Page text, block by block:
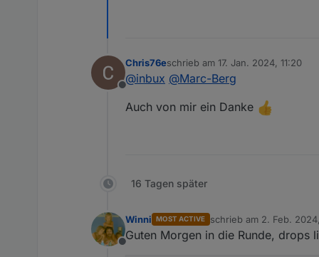
Man gibt auf der drops
der Adresszeile vom Browser
Offline
Chris76eschrieb am 17. Jan. 2024, 11:20
zuletzt editiert von
@inbux @Marc-Berg
Auch von mir ein Danke
16 Tagen später
Offline
Winni MOST ACTIVE schrieb am 2. Feb.
zuletzt editiert von Winni
Guten Morgen in die Runde, drops